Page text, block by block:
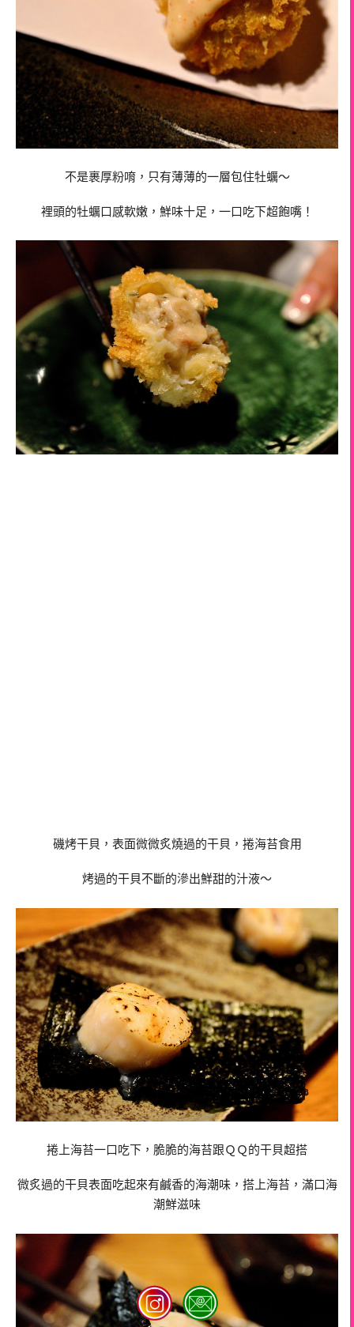
不是裹厚粉唷，只有薄薄的一層包住牡蠣～
裡頭的牡蠣口感軟嫩，鮮味十足，一口吃下超飽嘴！
磯烤干貝，表面微微炙燒過的干貝，捲海苔食用
烤過的干貝不斷的滲出鮮甜的汁液～
捲上海苔一口吃下，脆脆的海苔跟ＱＱ的干貝超搭
微炙過的干貝表面吃起來有鹹香的海潮味，搭上海苔，滿口海
潮鮮滋味